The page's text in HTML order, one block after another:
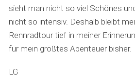
sieht man nicht so viel Schönes
nicht so intensiv. Deshalb bleibt
Rennradtour tief in meiner
für mein größtes Abenteuer bisher.
LG